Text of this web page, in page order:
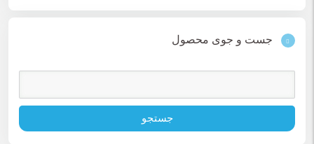
جست و جوی محصول